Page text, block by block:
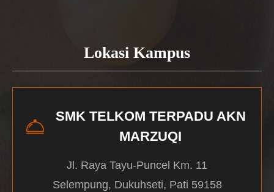
Lokasi Kampus
SMK TELKOM TERPADU AKN
MARZUQI
Jl. Raya Tayu-Puncel Km. 11
Selempung, Dukuhseti, Pati 59158